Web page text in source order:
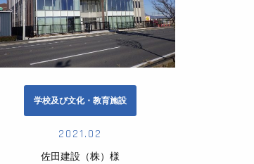
学校及び文化・教育施設
2021.02
佐田建設（株）様